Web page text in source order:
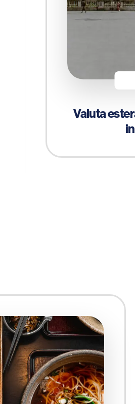
Valuta